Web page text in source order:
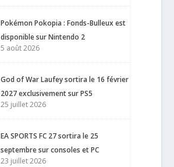
Pokémon Pokopia : Fonds-Bulleux est
disponible sur Nintendo 2
5 août 2026
God of War Laufey sortira le 16 février
2027 exclusivement sur PS5
25 juillet 2026
EA SPORTS FC 27 sortira le 25
septembre sur consoles et PC
23 juillet 2026